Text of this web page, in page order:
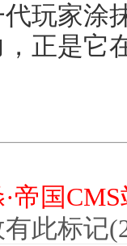
玩家涂
正是它
帝国
此标记